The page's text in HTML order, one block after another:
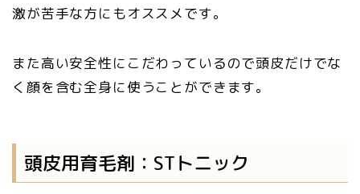
激が苦手な方にもオススメです。
また高い安全性にこだわっているので頭皮だけでな
く顔を含む全身に使うことができます。
頭皮用育毛剤：STトニック